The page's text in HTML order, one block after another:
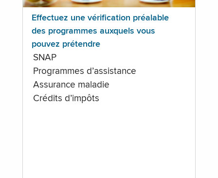
Effectuez une vérification préalable
des programmes auxquels vous
pouvez prétendre
SNAP
Programmes d’assistance
Assurance maladie
Crédits d’impôts